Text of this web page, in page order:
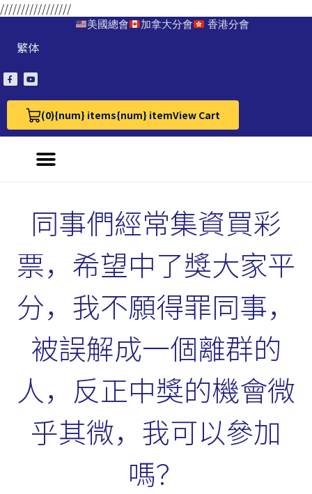
/////////////////
美國總會 加拿大分會 香港分會
繁体
(0)
View Cart 0{num} items{num} itemView Cart
同事們經常集資買彩
票，希望中了獎大家平
分，我不願得罪同事，
被誤解成一個離群的
人，反正中獎的機會微
乎其微，我可以參加
嗎？